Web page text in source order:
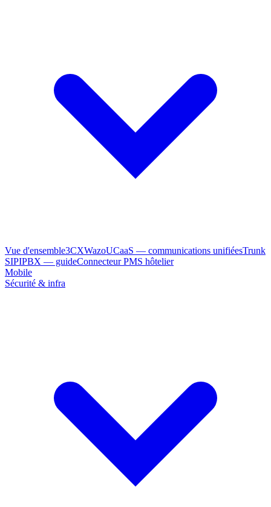
Vue d'ensemble3CXWazoUCaaS — communications unifiéesTrunk
SIPIPBX — guideConnecteur PMS hôtelier
Mobile
Sécurité & infra